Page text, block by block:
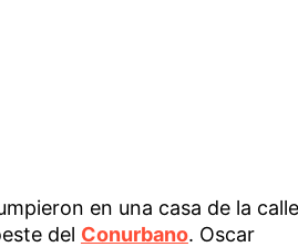
en una casa de la calle
del Conurbano. Oscar